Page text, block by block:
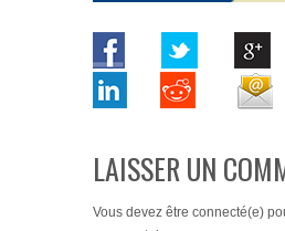
LAISSER UN
Vous devez être connecté(e)